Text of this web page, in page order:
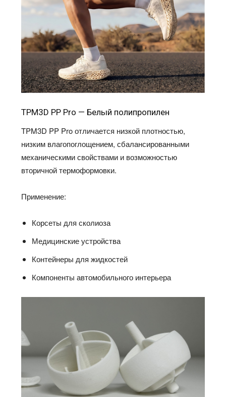
TPM3D PP Pro — Белый полипропилен
TPM3D PP Pro отличается низкой плотностью,
низким влагопоглощением, сбалансированными
механическими свойствами и возможностью
вторичной термоформовки.
Применение:
Корсеты для сколиоза
Медицинские устройства
Контейнеры для жидкостей
Компоненты автомобильного интерьера